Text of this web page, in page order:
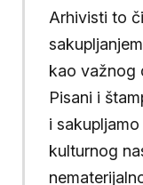
Arhivisti to
kao važnog
Pisani i
i
kulturnog